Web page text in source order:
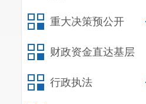
重大决策预公开
财政资金直达基层
行政执法